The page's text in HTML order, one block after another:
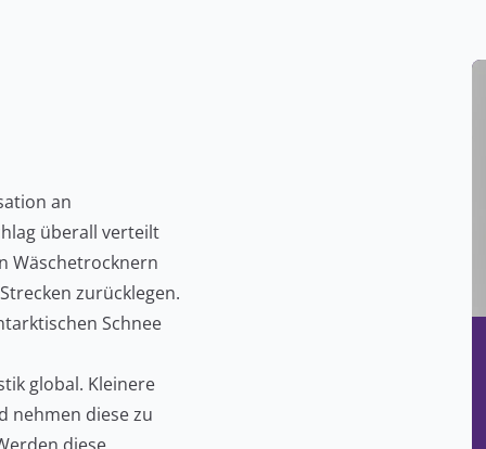
an
überall verteilt
Wäschetrocknern
zurücklegen.
Schnee
global. Kleinere
nehmen diese zu